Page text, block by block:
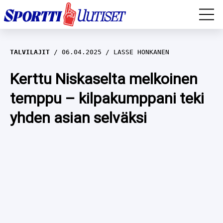
EM-YLEISURHEILU
JÄÄKIEKKO
YLEISURHEILU
WILMA HELTELÄ
TALVILAJIT
TALVILAJIT 06.04.2025 LASSE HONKANEN
Kerttu Niskaselta melkoinen
temppu – kilpakumppani teki
yhden asian selväksi